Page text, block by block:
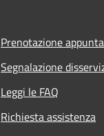
Prenotazione
Segnalazione
Leggi le FAQ
Richiesta assistenza